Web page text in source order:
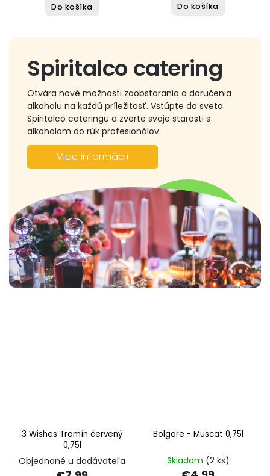
Do košíka Do košíka
Spiritalco catering
Otvára nové možnosti zaobstarania a doručenia
alkoholu na každú príležitosť. Vstúpte do sveta
Spiritalco cateringu a zverte svoje starosti s
alkoholom do rúk profesionálov.
Viac informácií
3 Wishes Tramín červený
0,75l
Objednané u dodávateľa
Bolgare - Muscat 0,75l
Skladom (2 ks)